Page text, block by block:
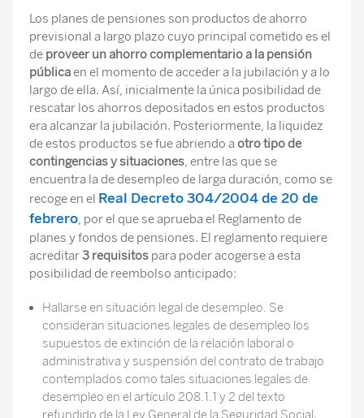
Los planes de pensiones son productos de ahorro
previsional a largo plazo cuyo principal cometido es el
de proveer un ahorro complementario a la pensión
públicaen el momento de acceder a la jubilación y a lo
largo de ella. Así, inicialmente la única posibilidad de
rescatar los ahorros depositados en estos productos
era alcanzar la jubilación. Posteriormente, la liquidez
de estos productos se fue abriendo a otro tipo de
contingencias y situaciones, entre las que se
encuentra la de desempleo de larga duración, como se
recoge en el Real Decreto 304/2004 de 20 de
febrero, por el que se aprueba el Reglamento de
planes y fondos de pensiones. El reglamento requiere
acreditar3 requisitos para poder acogerse a esta
posibilidad de reembolso anticipado:
Hallarse en situación legal de desempleo. Se
consideran situaciones legales de desempleo los
supuestos de extinción de la relación laboral o
administrativa y suspensión del contrato de trabajo
contemplados como tales situaciones legales de
desempleo en el artículo 208.1.1 y 2 del texto
refundido de la Ley General de la Seguridad Social,